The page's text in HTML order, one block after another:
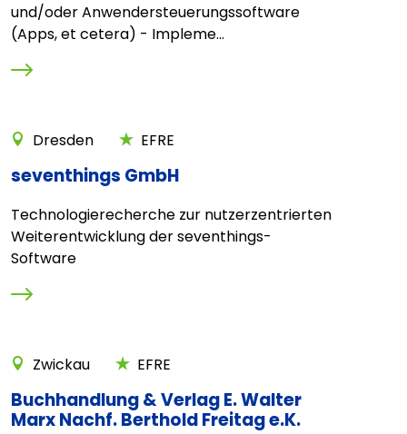
und/oder Anwendersteuerungssoftware
(Apps, et cetera) - Impleme...
Dresden EFRE
seventhings GmbH
Technologierecherche zur nutzerzentrierten
Weiterentwicklung der seventhings-
Software
Zwickau EFRE
Buchhandlung & Verlag E. Walter
Marx Nachf. Berthold Freitag e.K.